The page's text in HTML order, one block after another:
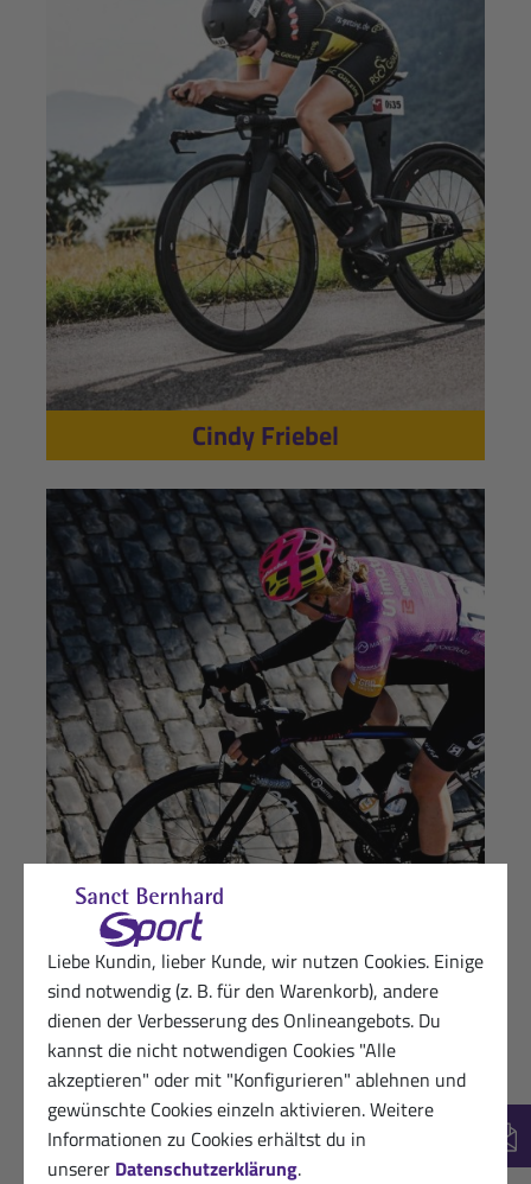
Liebe Kundin, lieber Kunde, wir nutzen Cookies. Einige
sind notwendig (z. B. für den Warenkorb), andere
dienen der Verbesserung des Onlineangebots. Du
kannst die nicht notwendigen Cookies "Alle
akzeptieren" oder mit "Konfigurieren" ablehnen und
gewünschte Cookies einzeln aktivieren. Weitere
Informationen zu Cookies erhältst du in
unserer Datenschutzerklärung.
Cindy Friebel
Aileen Nicole Schweikart